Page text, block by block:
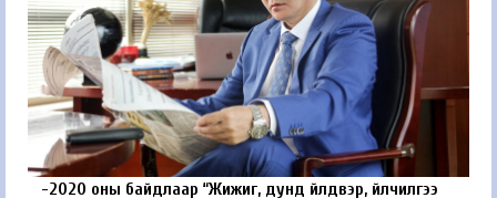
-2020 оны байдлаар “Жижиг, дунд үйлдвэр, үйлчилгээ